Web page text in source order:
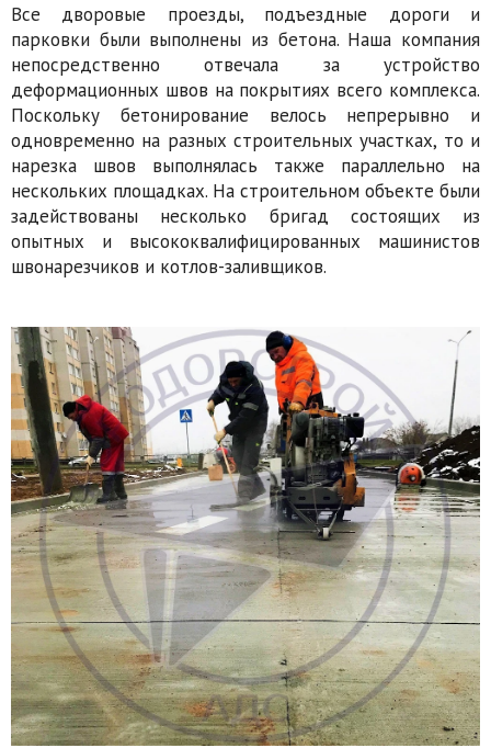
Все дворовые проезды, подъездные дороги и
парковки были выполнены из бетона. Наша компания
непосредственно отвечала за устройство
деформационных швов на покрытиях всего комплекса.
Поскольку бетонирование велось непрерывно и
одновременно на разных строительных участках, то и
нарезка швов выполнялась также параллельно на
нескольких площадках. На строительном объекте были
задействованы несколько бригад состоящих из
опытных и высококвалифицированных машинистов
швонарезчиков и котлов-заливщиков.